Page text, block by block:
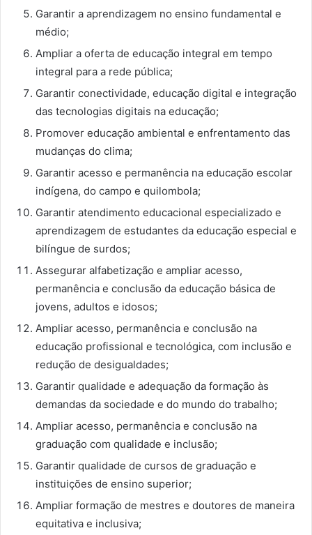
Garantir a aprendizagem no ensino fundamental e
médio;
Ampliar a oferta de educação integral em tempo
integral para a rede pública;
Garantir conectividade, educação digital e integração
das tecnologias digitais na educação;
Promover educação ambiental e enfrentamento das
mudanças do clima;
Garantir acesso e permanência na educação escolar
indígena, do campo e quilombola;
Garantir atendimento educacional especializado e
aprendizagem de estudantes da educação especial e
bilíngue de surdos;
Assegurar alfabetização e ampliar acesso,
permanência e conclusão da educação básica de
jovens, adultos e idosos;
Ampliar acesso, permanência e conclusão na
educação profissional e tecnológica, com inclusão e
redução de desigualdades;
Garantir qualidade e adequação da formação às
demandas da sociedade e do mundo do trabalho;
Ampliar acesso, permanência e conclusão na
graduação com qualidade e inclusão;
Garantir qualidade de cursos de graduação e
instituições de ensino superior;
Ampliar formação de mestres e doutores de maneira
equitativa e inclusiva;